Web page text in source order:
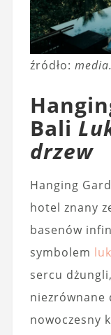
źródło:
Bali
drzew
Hanging
hotel znany
basenów
symbolem
sercu
niezrównane
nowoczesny